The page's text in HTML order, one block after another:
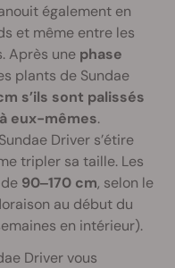
également en
et même entre les
Après une phase
plants de Sundae
s’ils sont palissés
eux-mêmes.
Driver s’étire
tripler sa taille. Les
90‒170 cm, selon le
au début du
en intérieur).
Driver vous